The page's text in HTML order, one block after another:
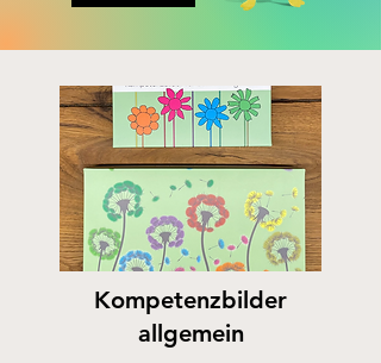
Kompetenzbilder
allgemein